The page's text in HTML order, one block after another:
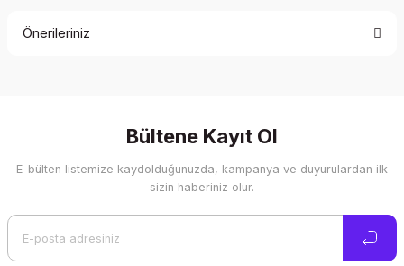
Önerileriniz
Görüş ve önerileriniz için teşekkür ederiz.
Ürün resmi kalitesiz, bozuk veya görüntülenemiyor.
Bültene Kayıt Ol
E-bülten listemize kaydolduğunuzda, kampanya ve duyurulardan ilk
sizin haberiniz olur.